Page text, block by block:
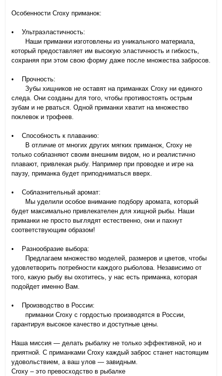
Особенности Croxy приманок:
• Ультраэластичность:
Наши приманки изготовлены из уникального материала,
который предоставляет им высокую эластичность и гибкость,
сохраняя при этом свою форму даже после множества забросов.
• Прочность:
Зубы хищников не оставят на приманках Croxy ни единого
следа. Они созданы для того, чтобы противостоять острым
зубам и не рваться. Одной приманки хватит на множество
поклевок и трофеев.
• Способность к плаванию:
В отличие от многих других мягких приманок, Croxy не
только соблазняют своим внешним видом, но и реалистично
плавают, привлекая рыбу. Например при проводке и игре на
паузу, приманка будет приподниматься вверх.
• Соблазнительный аромат:
Мы уделили особое внимание подбору аромата, который
будет максимально привлекателен для хищной рыбы. Наши
приманки не просто выглядят естественно, они и пахнут
соответствующим образом!
• Разнообразие выбора:
Предлагаем множество моделей, размеров и цветов, чтобы
удовлетворить потребности каждого рыболова. Независимо от
того, какую рыбу вы охотитесь, у нас есть приманка, которая
подойдет именно Вам.
• Производство в России:
приманки Croxy с гордостью производятся в России,
гарантируя высокое качество и доступные цены.
Наша миссия — делать рыбалку не только эффективной, но и
приятной. С приманками Croxy каждый заброс станет настоящим
удовольствием, а ваш улов — завидным.
Croxy – это превосходство в рыбалке